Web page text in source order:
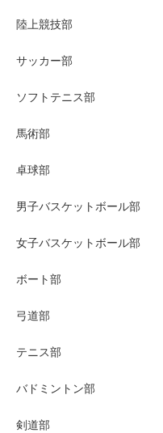
陸上競技部
サッカー部
ソフトテニス部
馬術部
卓球部
男子バスケットボール部
女子バスケットボール部
ボート部
弓道部
テニス部
バドミントン部
剣道部